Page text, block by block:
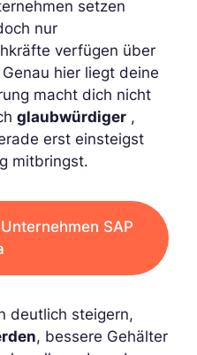
setzen
nur
verfügen über
hier liegt deine
macht dich nicht
glaubwürdiger ,
erst einsteigst
mitbringst.
SAP
deutlich steigern,
, bessere Gehälter